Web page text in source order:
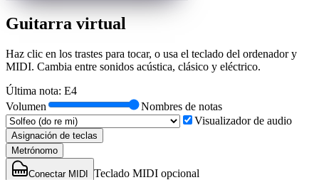
Guitarra virtual
Haz clic en los trastes para tocar, o usa el teclado del ordenador y
MIDI. Cambia entre sonidos acústica, clásico y eléctrico.
Última nota: E4
Volumen
Nombres de notas
Visualizador de audio
Asignación de teclas
Metrónomo
Conectar MIDI Teclado MIDI opcional